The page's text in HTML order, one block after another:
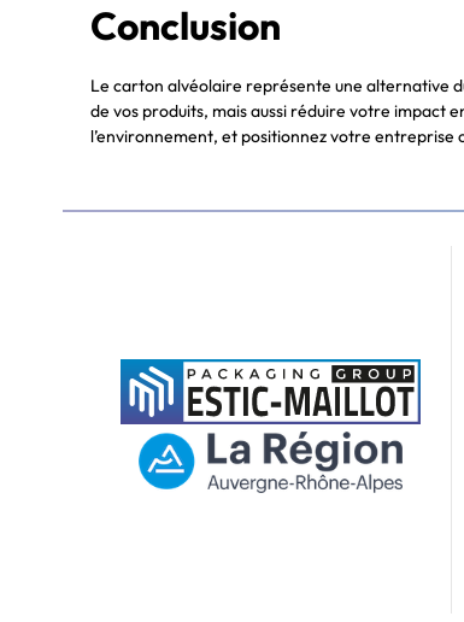
Conclusion
Le carton alvéolaire représente une alternative
de vos produits, mais aussi réduire votre impact
l’environnement, et positionnez votre